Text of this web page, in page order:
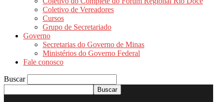
Coletivo de Vereadores
Cursos
Grupo de Secretariado
Governo
Secretarias do Governo de Minas
Ministérios do Governo Federal
Fale conosco
Buscar